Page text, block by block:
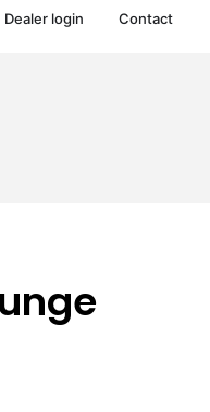
Dealer login Contact